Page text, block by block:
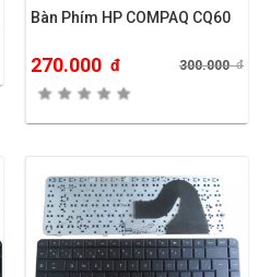
Bàn Phím HP COMPAQ CQ60
270.000 đ 300.000đ